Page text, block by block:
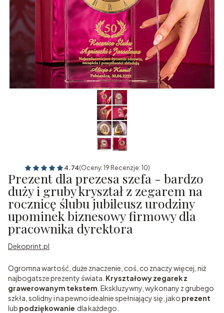
4.74(Oceny: 19 Recenzje: 10)
Prezent dla prezesa szefa - bardzo
duży i gruby kryształ z zegarem na
rocznicę ślubu jubileusz urodziny
upominek biznesowy firmowy dla
pracownika dyrektora
Dekoprint.pl
Ogromna wartość, duże znaczenie, coś, co znaczy więcej, niż
najbogatsze prezenty świata. Kryształowy zegarek z
grawerowanym tekstem . Ekskluzywny, wykonany z grubego
szkła, solidny i na pewno idealnie spełniający się, jako prezent
lub podziękowanie dla każdego.